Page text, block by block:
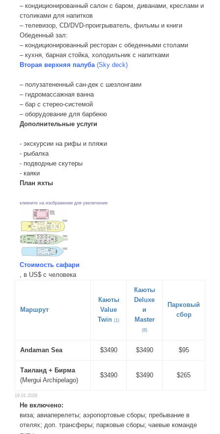
– кондиционированный салон с баром, диванами, креслами и
столиками для напитков
– телевизор, CD/DVD-проигрыватель, фильмы и книги
Обеденный зал:
– кондиционированный ресторан с обеденными столами
– кухня, барная стойка, холодильник с напитками
Вторая верхняя палуба(Sky deck)
– полузатененный сан-дек с шезлонгами
– гидромассажная ванна
– бар с стерео-системой
– оборудование для барбекю
Дополнительные услуги
- экскурсии на рифы и пляжи
- рыбалка
- подводные скутеры
- каяки
План яхты
кликните на изображении для увеличения
Стоимость сафари
, в US$ с человека
Маршрут
Каюты
Value
Twin (1)
Каюты
Deluxe
и
Master
(8)
Парковый
сбор
Andaman Sea $3490 $3490 $95
Таиланд + Бирма
(Mergui Archipelago)
$3490 $3490 $265
19.01.2026
Не включено:
виза; авиаперелеты; аэропортовые сборы; пребывание в
отелях; доп. трансферы; парковые сборы; чаевые команде